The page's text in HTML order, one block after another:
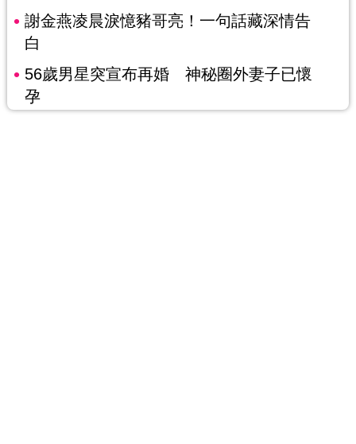
謝金燕凌晨淚憶豬哥亮！一句話藏深情告
白
56歲男星突宣布再婚 神秘圈外妻子已懷
孕